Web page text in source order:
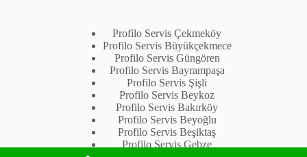
Profilo Servis Çekmeköy
Profilo Servis Büyükçekmece
Profilo Servis Güngören
Profilo Servis Bayrampaşa
Profilo Servis Şişli
Profilo Servis Beykoz
Profilo Servis Bakırköy
Profilo Servis Beyoğlu
Profilo Servis Beşiktaş
Profilo Servis Gebze